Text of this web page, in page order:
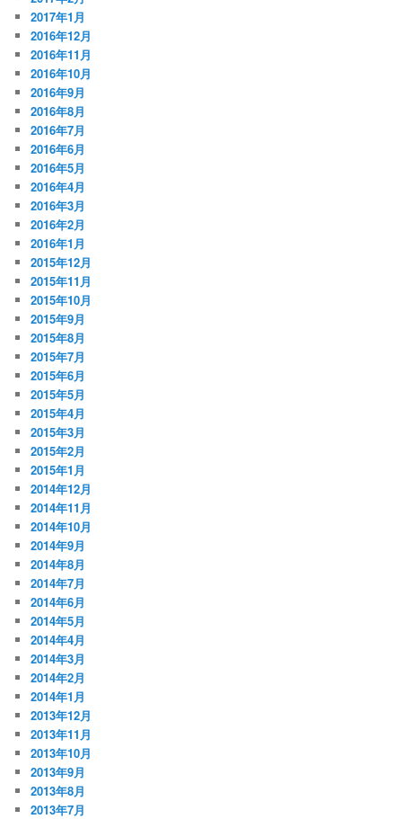
2017年1月
2016年12月
2016年11月
2016年10月
2016年9月
2016年8月
2016年7月
2016年6月
2016年5月
2016年4月
2016年3月
2016年2月
2016年1月
2015年12月
2015年11月
2015年10月
2015年9月
2015年8月
2015年7月
2015年6月
2015年5月
2015年4月
2015年3月
2015年2月
2015年1月
2014年12月
2014年11月
2014年10月
2014年9月
2014年8月
2014年7月
2014年6月
2014年5月
2014年4月
2014年3月
2014年2月
2014年1月
2013年12月
2013年11月
2013年10月
2013年9月
2013年8月
2013年7月